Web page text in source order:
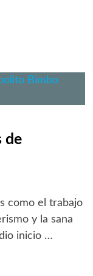
de
como el trabajo
y la sana
inicio …